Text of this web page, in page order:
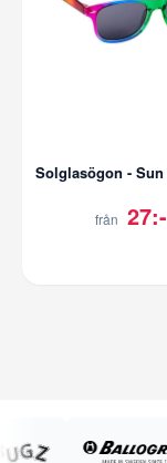
från 27:-